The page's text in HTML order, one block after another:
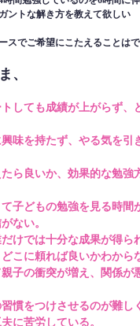
ントな解き方を教えて欲しい
スでご希望にこたえることはで
、
トしても成績が上がらず、
興味を持たず、やる気を引
たら良いか、効果的な勉強
て子どもの勉強を見る時間
ない。
だけでは十分な成果が得ら
こに頼れば良いかわから
親子の衝突が増え、関係が
習慣をつけさせるのが難し
に苦労している。